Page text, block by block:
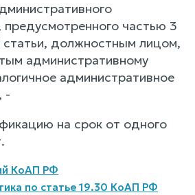
предусмотренного частью 3
должностным лицом,
административному
административное
-
на срок от одного
КоАП РФ
по статье 19.30 КоАП РФ